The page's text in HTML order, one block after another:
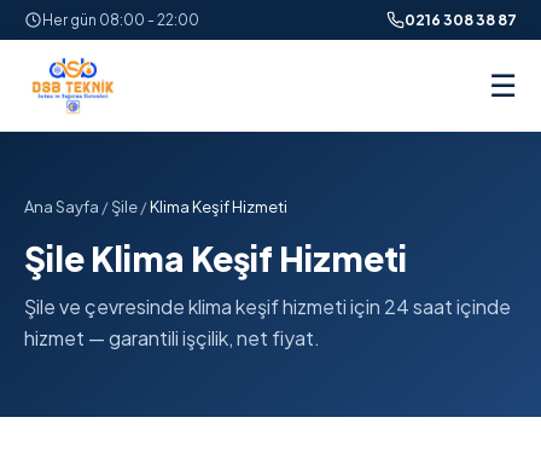
Her gün 08:00 - 22:00 0216 308 38 87
☰
Ana Sayfa /Şile/Klima Keşif Hizmeti
Şile Klima Keşif Hizmeti
Şile ve çevresinde klima keşif hizmeti için 24 saat içinde
hizmet — garantili işçilik, net fiyat.